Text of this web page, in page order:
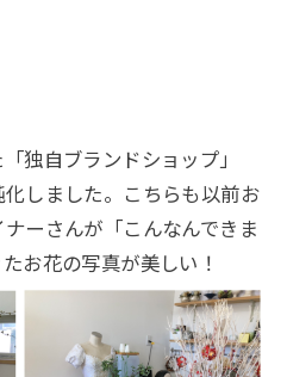
独自ブランドショップ」
しました。こちらも以前お
ーさんが「こんなんできま
お花の写真が美しい！